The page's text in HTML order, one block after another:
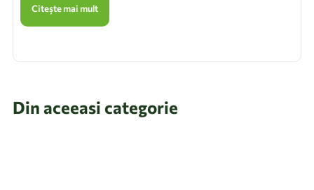
Citește mai mult
Din aceeasi categorie